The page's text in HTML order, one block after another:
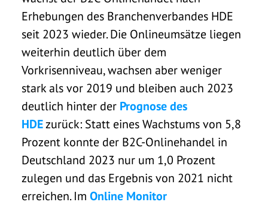
Erhebungen des Branchenverbandes HDE
seit 2023 wieder. Die Onlineumsätze liegen
weiterhin deutlich über dem
Vorkrisenniveau, wachsen aber weniger
stark als vor 2019 und bleiben auch 2023
deutlich hinter der Prognose des
HDEzurück: Statt eines Wachstums von 5,8
Prozent konnte der B2C-Onlinehandel in
Deutschland 2023 nur um 1,0 Prozent
zulegen und das Ergebnis von 2021 nicht
erreichen. Im Online Monitor